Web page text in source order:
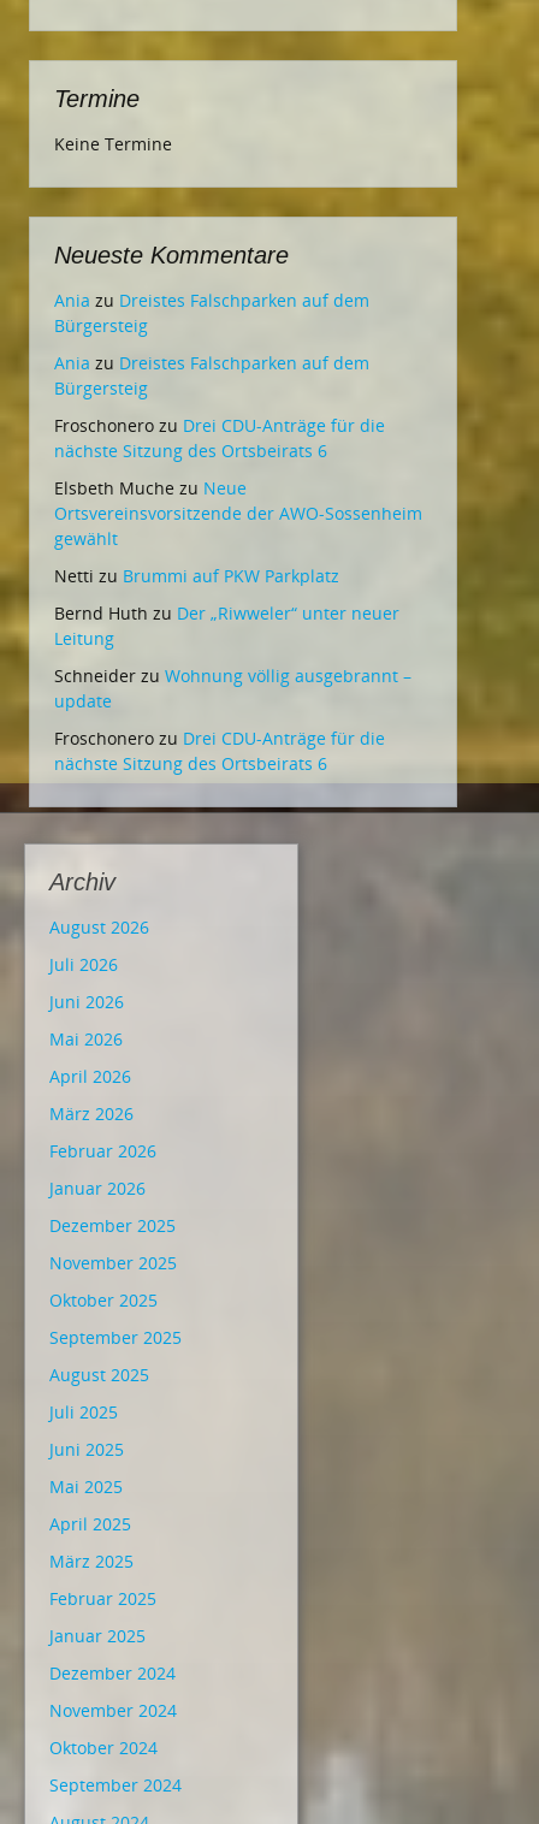
Termine
Keine Termine
Neueste Kommentare
Ania zu Dreistes Falschparken auf dem
Bürgersteig
Ania zu Dreistes Falschparken auf dem
Bürgersteig
Froschonero zu Drei CDU-Anträge für die
nächste Sitzung des Ortsbeirats 6
Elsbeth Muche zu Neue
Ortsvereinsvorsitzende der AWO-Sossenheim
gewählt
Netti zu Brummi auf PKW Parkplatz
Bernd Huth zu Der „Riwweler“ unter neuer
Leitung
Schneider zu Wohnung völlig ausgebrannt –
update
Froschonero zu Drei CDU-Anträge für die
nächste Sitzung des Ortsbeirats 6
Archiv
August 2026
Juli 2026
Juni 2026
Mai 2026
April 2026
März 2026
Februar 2026
Januar 2026
Dezember 2025
November 2025
Oktober 2025
September 2025
August 2025
Juli 2025
Juni 2025
Mai 2025
April 2025
März 2025
Februar 2025
Januar 2025
Dezember 2024
November 2024
Oktober 2024
September 2024